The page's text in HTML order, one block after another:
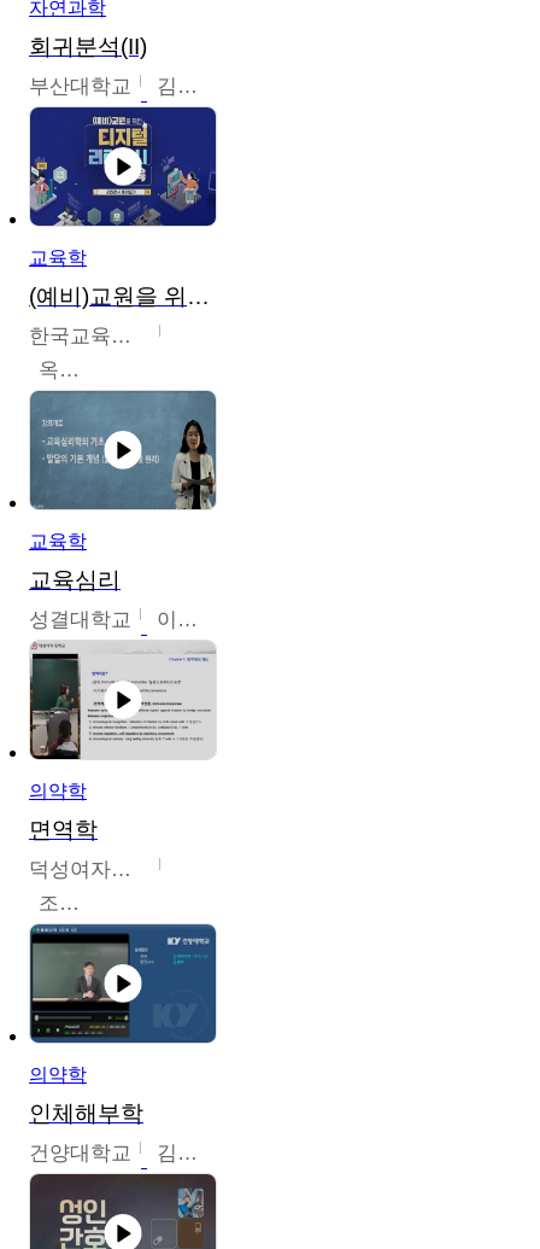
자연과학
회귀분석(II)
부산대학교 김충락
교육학
(예비)교원을 위한 디지털 리터러시 교육
한국교육학술정보원
옥현진
교육학
교육심리
성결대학교 이수경
의약학
면역학
덕성여자대학교
조효선
의약학
인체해부학
건양대학교 김철태